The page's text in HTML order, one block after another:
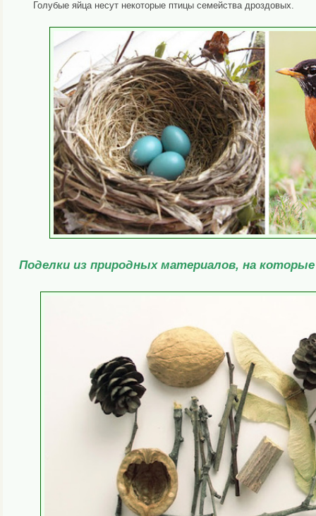
Голубые яйца несут некоторые птицы семейства дроздовых.
Поделки из природных материалов, на